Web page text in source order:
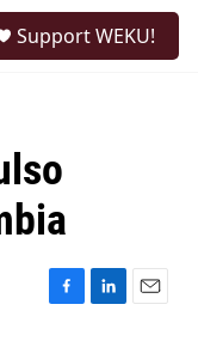
Support WEKU!
F
L
E